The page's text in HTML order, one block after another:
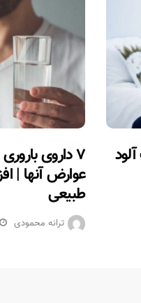
۷ داروی
عوارض آنها |
طبیعی
ترانه محمودی